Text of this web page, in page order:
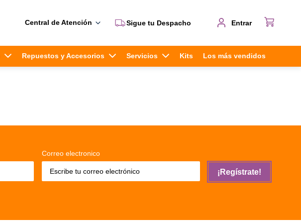
Central de Atención Sigue tu Despacho Entrar
Repuestos y Accesorios Servicios Kits Los más vendidos
Correo electronico
¡Regístrate!